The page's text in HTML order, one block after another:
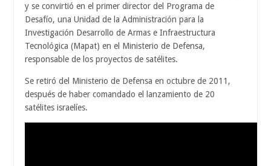
y se convirtió en el primer director del Programa de
Desafío, una Unidad de la Administración para la
Investigación Desarrollo de Armas e Infraestructura
Tecnológica (Mapat) en el Ministerio de Defensa,
responsable de los proyectos de satélites.
Se retiró del Ministerio de Defensa en octubre de 2011,
después de haber comandado el lanzamiento de 20
satélites israelíes.